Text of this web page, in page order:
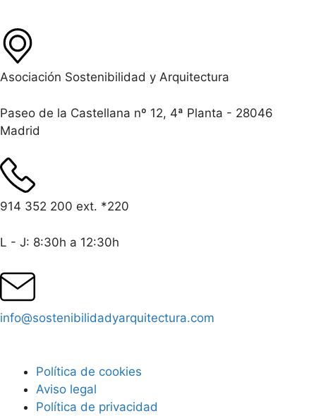
Asociación Sostenibilidad y Arquitectura
Paseo de la Castellana nº 12, 4ª Planta - 28046
Madrid
914 352 200 ext. *220
L - J: 8:30h a 12:30h
info@sostenibilidadyarquitectura.com
Política de cookies
Aviso legal
Política de privacidad